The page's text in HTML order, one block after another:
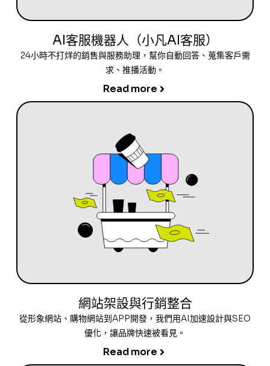
AI客服機器人（小凡AI客服）
24小時不打烊的銷售與服務助理，幫你自動回答、蒐集客戶需
求、推播活動。
Read more
網站架設與行銷整合
從形象網站、購物網站到APP開發，我們用AI加速設計與SEO
優化，讓品牌快速被看見。
Read more